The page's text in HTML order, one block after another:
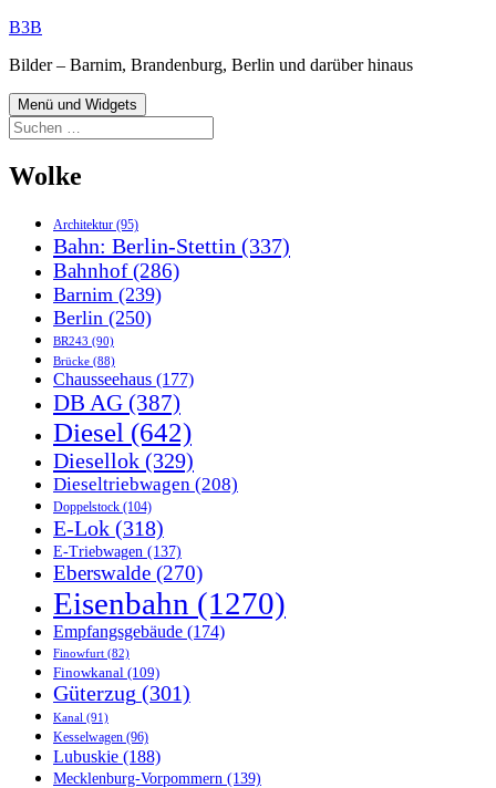
Zum
springen
B3B
Bilder – Barnim, Brandenburg, Berlin und darüber hinaus
Menü und Widgets
Suchen
nach:
Wolke
Architektur (95)
Bahn: Berlin-Stettin (337)
Bahnhof(286)
Barnim (239)
Berlin (250)
BR243 (90)
Brücke (88)
Chausseehaus (177)
DB AG (387)
Diesel (642)
Diesellok (329)
Dieseltriebwagen (208)
Doppelstock (104)
E-Lok (318)
E-Triebwagen (137)
Eberswalde (270)
Eisenbahn (1270)
Empfangsgebäude (174)
Finowfurt (82)
Finowkanal (109)
Güterzug (301)
Kanal (91)
Kesselwagen (96)
Lubuskie (188)
Mecklenburg-Vorpommern (139)